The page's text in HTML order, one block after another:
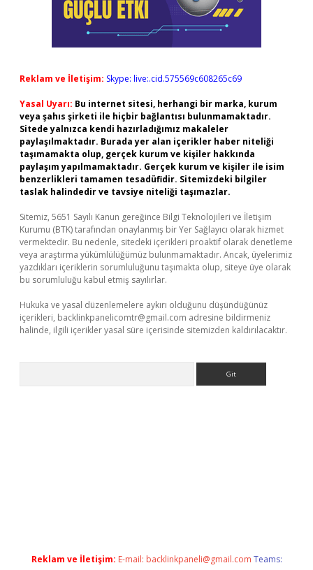
Reklam ve İletişim: Skype: live:.cid.575569c608265c69
Yasal Uyarı: Bu internet sitesi, herhangi bir marka, kurum
veya şahıs şirketi ile hiçbir bağlantısı bulunmamaktadır.
Sitede yalnızca kendi hazırladığımız makaleler
paylaşılmaktadır. Burada yer alan içerikler haber niteliği
taşımamakta olup, gerçek kurum ve kişiler hakkında
paylaşım yapılmamaktadır. Gerçek kurum ve kişiler ile isim
benzerlikleri tamamen tesadüfidir. Sitemizdeki bilgiler
taslak halindedir ve tavsiye niteliği taşımazlar.
Sitemiz, 5651 Sayılı Kanun gereğince Bilgi Teknolojileri ve İletişim
Kurumu (BTK) tarafından onaylanmış bir Yer Sağlayıcı olarak hizmet
vermektedir. Bu nedenle, sitedeki içerikleri proaktif olarak denetleme
veya araştırma yükümlülüğümüz bulunmamaktadır. Ancak, üyelerimiz
yazdıkları içeriklerin sorumluluğunu taşımakta olup, siteye üye olarak
bu sorumluluğu kabul etmiş sayılırlar.
Hukuka ve yasal düzenlemelere aykırı olduğunu düşündüğünüz
içerikleri, backlinkpanelicomtr@gmail.com adresine bildirmeniz
halinde, ilgili içerikler yasal süre içerisinde sitemizden kaldırılacaktır.
Reklam ve İletişim: E-mail: backlinkpaneli@gmail.com Teams: